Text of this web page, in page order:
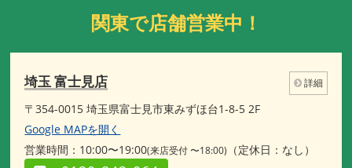
関東で店舗営業中！
埼玉 富士見店 詳細
〒354-0015 埼玉県富士見市東みずほ台1-8-5 2F
Google MAPを開く
営業時間：10:00〜19:00(来店受付 〜18:00) （定休日：なし）